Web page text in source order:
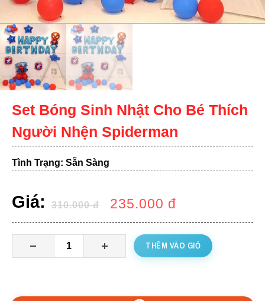
Set Bóng Sinh Nhật Cho Bé Thích
Người Nhện Spiderman
Tình Trạng: Sẵn Sàng
Giá: 310.000đ 235.000 đ
THÊM VÀO GIỎ